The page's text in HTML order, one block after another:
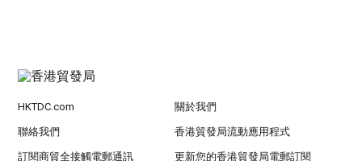
HKTDC.com 關於我們
聯絡我們 香港貿發局流動應用程式
訂閱商貿全接觸電郵通訊 更新您的香港貿發局電郵訂閱